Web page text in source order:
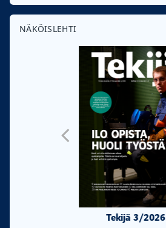
NÄKÖISLEHTI
Tekijä 3/2026